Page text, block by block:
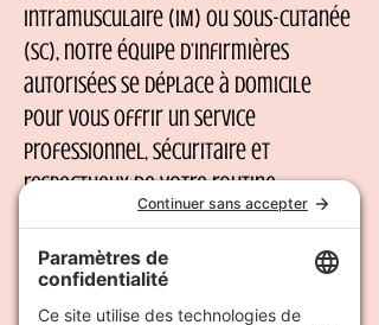
intramusculaire (IM) ou sous-cutanée
(SC), notre équipe d’infirmières
autorisées se déplace à domicile
pour vous offrir un service
professionnel, sécuritaire et
respectueux de votre routine.
✔️ Infirmières expérimentées et
attentionnées
✔️ Respect du protocole prescrit par
votre médecin